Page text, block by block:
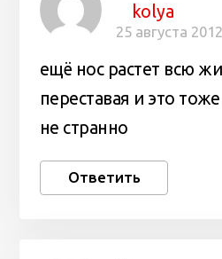
kolya
25 августа
ещё нос растет всю
переставая и это
не странно
Ответить